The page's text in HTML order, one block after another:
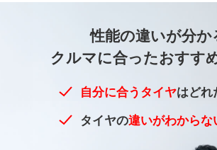
性能の違いが分か
クルマに合ったおすす
自分に合うタイヤはどれ
タイヤの違いがわからな